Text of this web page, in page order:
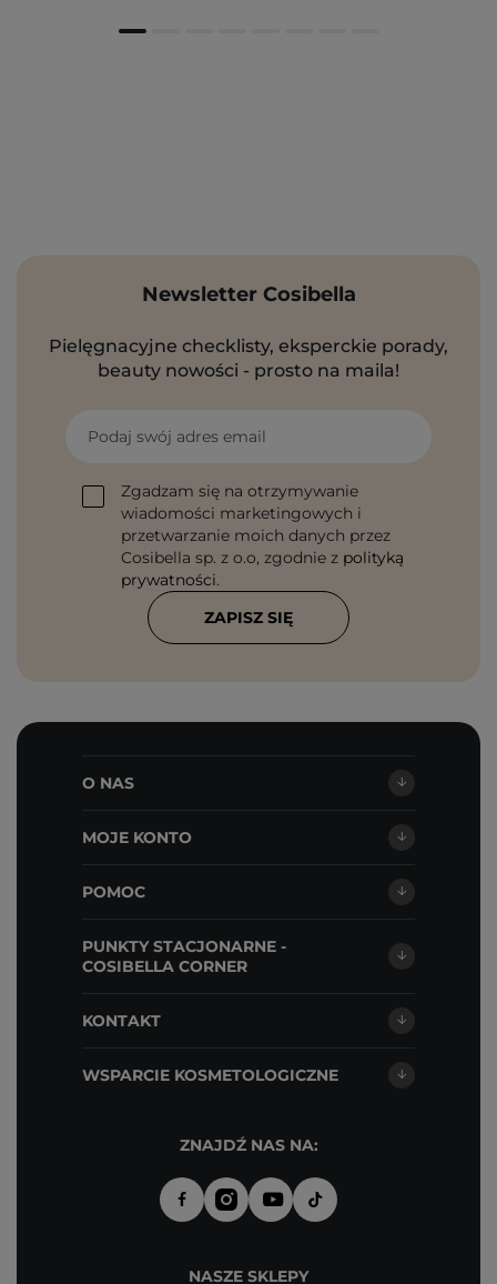
Newsletter Cosibella
Pielęgnacyjne checklisty, eksperckie porady,
beauty nowości - prosto na maila!
Podaj swój adres email
Zgadzam się na otrzymywanie
wiadomości marketingowych i
przetwarzanie moich danych przez
Cosibella sp. z o.o, zgodnie z polityką
prywatności.
ZAPISZ SIĘ
O NAS
MOJE KONTO
POMOC
PUNKTY STACJONARNE -
COSIBELLA CORNER
KONTAKT
WSPARCIE KOSMETOLOGICZNE
ZNAJDŹ NAS NA:
NASZE SKLEPY